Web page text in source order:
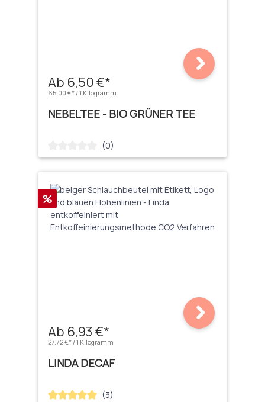
Ab 6,50 €*
65,00 €* / 1 Kilogramm
NEBELTEE - BIO GRÜNER TEE
Durchschnittliche Bewertung von 0 von 5 Sternen
(0)
Rabatt
%
Ab 6,93 €*
27,72 €* / 1 Kilogramm
LINDA DECAF
Durchschnittliche Bewertung von 5 von 5 Sternen
(3)